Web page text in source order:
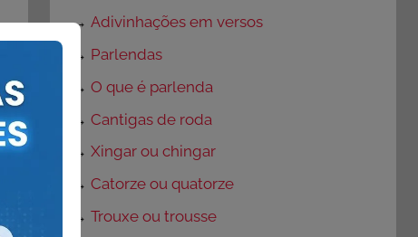
→Adivinhações em versos
→ Parlendas
→O que é parlenda
→Cantigas de roda
→Xingar ou chingar
→Catorze ou quatorze
→Trouxe ou trousse